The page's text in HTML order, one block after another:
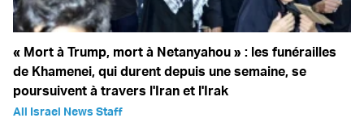
« Mort à Trump, mort à Netanyahou » : les funérailles
de Khamenei, qui durent depuis une semaine, se
poursuivent à travers l'Iran et l'Irak
All Israel News Staff